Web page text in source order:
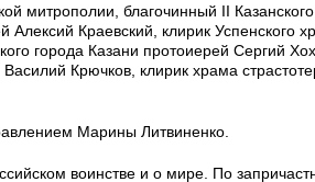
митрополии, благочинный II Казанского
Краевский, клирик Успенского
города Казани протоиерей Сергий
Крючков, клирик храма
Марины Литвиненко.
воинстве и о мире. По